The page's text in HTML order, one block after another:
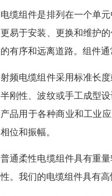
电缆组件是排列在一个单
更易于安装、更换和维护
的有序和远离道路。组件通
射频电缆组件采用标准长
半刚性、波纹或手工成型
产品用于各种商业和工业
相位和振幅。
普通柔性电缆组件具有重
性。我们的电缆组件具有